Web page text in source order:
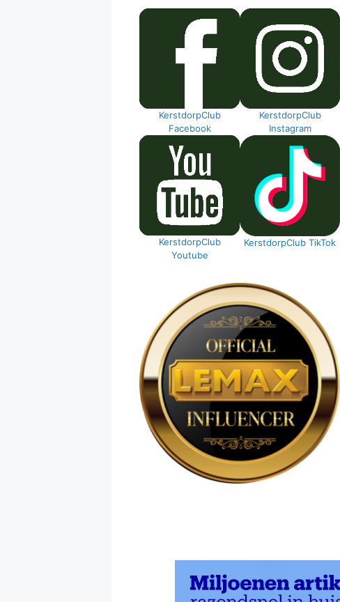
KerstdorpClub
Facebook
KerstdorpClub
Youtube
KerstdorpClub
Instagram
KerstdorpClub TikTok